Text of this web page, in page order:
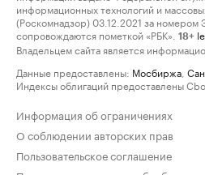
информационных технологий и
(Роскомнадзор) 03.12.2021 за
сопровождаются пометкой «РБК».
18+
Владельцем сайта является
Данные предоставлены: Мосбиржа
Индексы облигаций предоставлены
Информация об ограничениях
О соблюдении авторских прав
Пользовательское соглашение